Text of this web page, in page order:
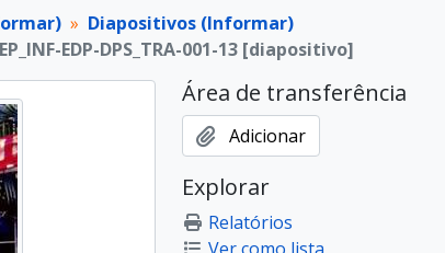
Diapositivos (Informar)
EDP-DPS_TRA-001-13 [diapositivo]
Área de transferência
Adicionar
Explorar
Relatórios